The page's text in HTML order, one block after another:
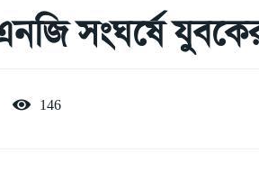
সংঘর্ষে
146